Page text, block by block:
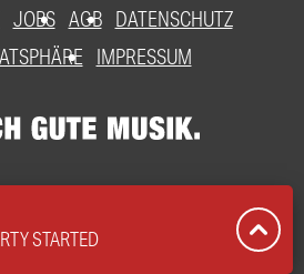
JOBS AGB DATENSCHUTZ
IMPRESSUM
STARTED